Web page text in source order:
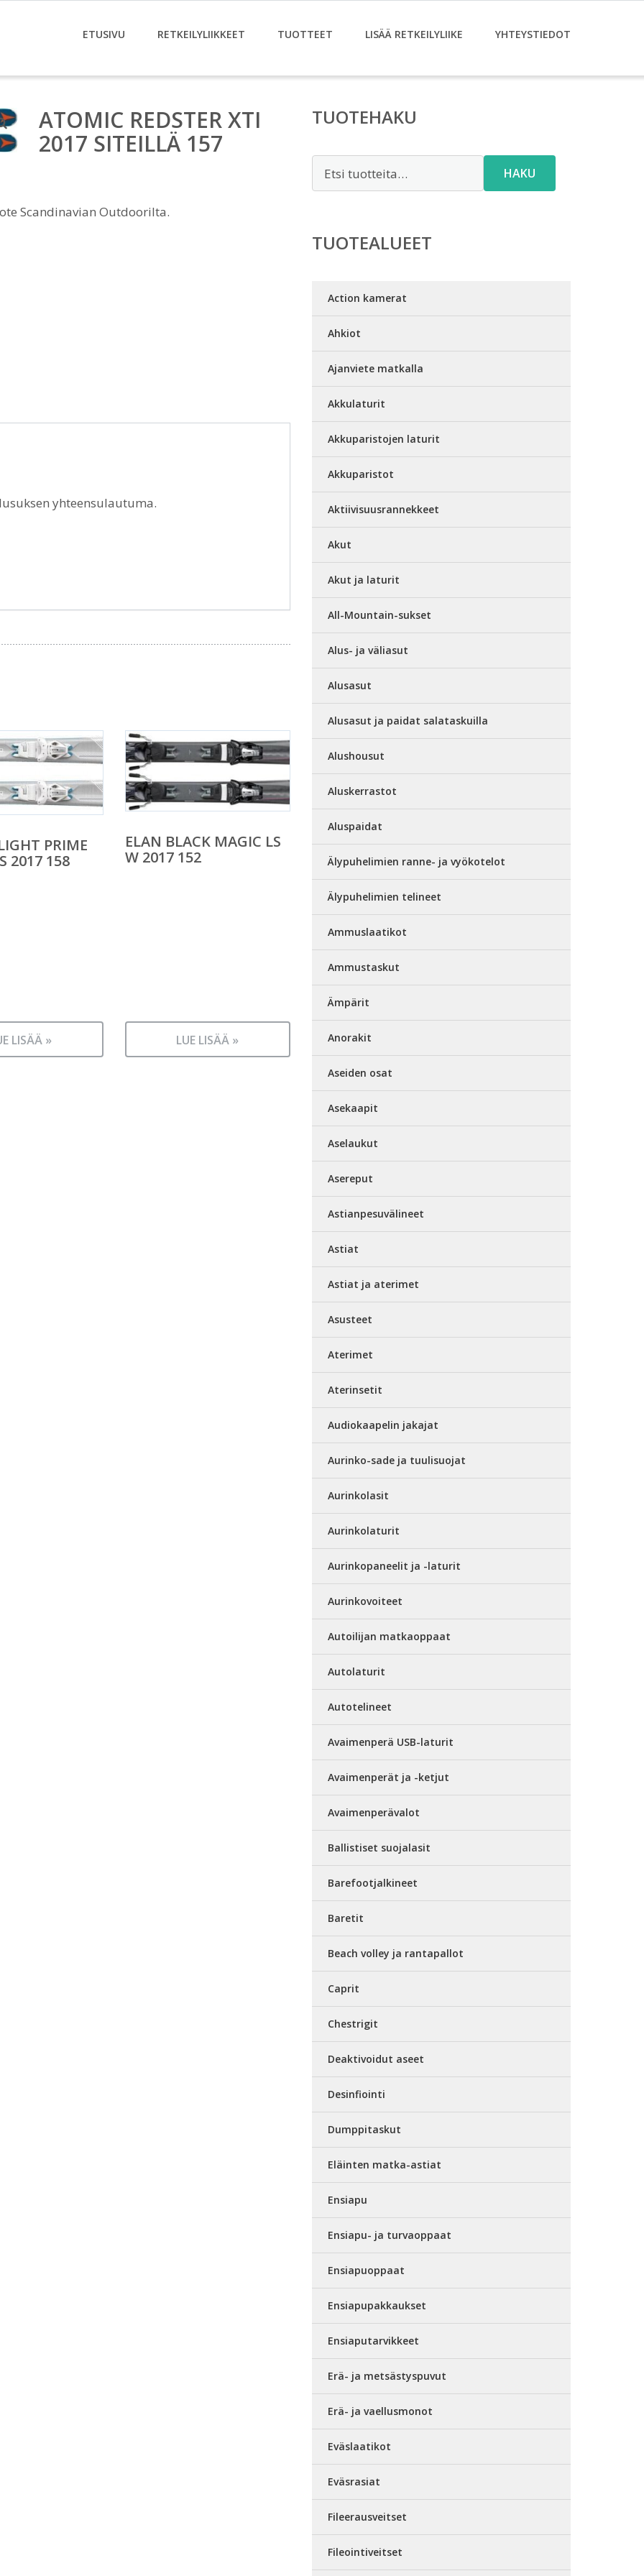
ETUSIVU RETKEILYLIIKKEET TUOTTEET LISÄÄ RETKEILYLIIKE YHTEYSTIEDOT
ATOMIC REDSTER XTI
2017 SITEILLÄ 157
Scandinavian Outdoorilta.
yhteensulautuma.
PRIME
2017 158
LISÄÄ »
ELAN BLACK MAGIC LS
W 2017 152
LUE LISÄÄ »
TUOTEHAKU
HAKU
TUOTEALUEET
Action kamerat
Ahkiot
Ajanviete matkalla
Akkulaturit
Akkuparistojen laturit
Akkuparistot
Aktiivisuusrannekkeet
Akut
Akut ja laturit
All-Mountain-sukset
Alus- ja väliasut
Alusasut
Alusasut ja paidat salataskuilla
Alushousut
Aluskerrastot
Aluspaidat
Älypuhelimien ranne- ja vyökotelot
Älypuhelimien telineet
Ammuslaatikot
Ammustaskut
Ämpärit
Anorakit
Aseiden osat
Asekaapit
Aselaukut
Asereput
Astianpesuvälineet
Astiat
Astiat ja aterimet
Asusteet
Aterimet
Aterinsetit
Audiokaapelin jakajat
Aurinko-sade ja tuulisuojat
Aurinkolasit
Aurinkolaturit
Aurinkopaneelit ja -laturit
Aurinkovoiteet
Autoilijan matkaoppaat
Autolaturit
Autotelineet
Avaimenperä USB-laturit
Avaimenperät ja -ketjut
Avaimenperävalot
Ballistiset suojalasit
Barefootjalkineet
Baretit
Beach volley ja rantapallot
Caprit
Chestrigit
Deaktivoidut aseet
Desinfiointi
Dumppitaskut
Eläinten matka-astiat
Ensiapu
Ensiapu- ja turvaoppaat
Ensiapuoppaat
Ensiapupakkaukset
Ensiaputarvikkeet
Erä- ja metsästyspuvut
Erä- ja vaellusmonot
Eväslaatikot
Eväsrasiat
Fileerausveitset
Fileointiveitset